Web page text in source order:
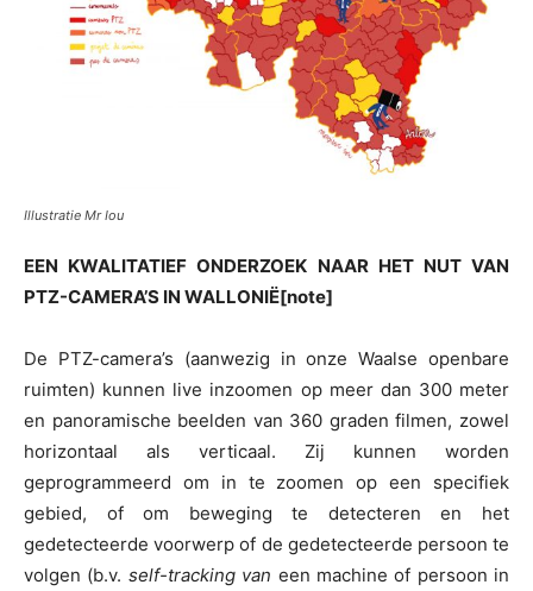
Illustratie Mr Iou
EEN KWALITATIEF ONDERZOEK NAAR HET NUT VAN
PTZ-CAMERA’S IN WALLONIË[note]
De PTZ-camera’s (aanwezig in onze Waalse openbare
ruimten) kunnen live inzoomen op meer dan 300 meter
en panoramische beelden van 360 graden filmen, zowel
horizontaal als verticaal. Zij kunnen worden
geprogrammeerd om in te zoomen op een specifiek
gebied, of om beweging te detecteren en het
gedetecteerde voorwerp of de gedetecteerde persoon te
volgen (b.v. self-tracking van een machine of persoon in